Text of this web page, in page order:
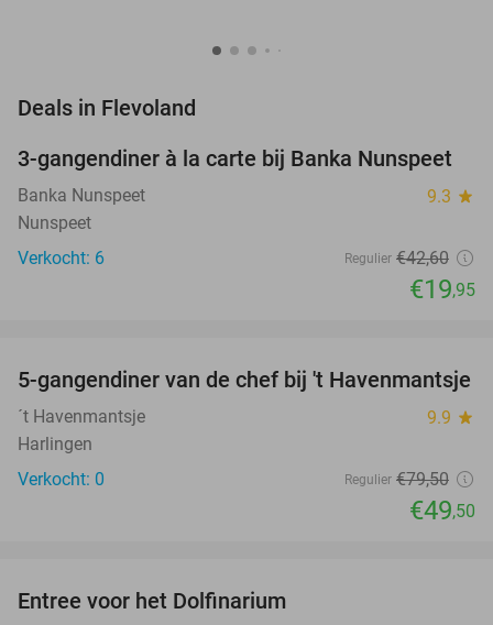
Deals in Flevoland
53%
NEW
TODAY
3-gangendiner à la carte bij Banka Nunspeet
Banka Nunspeet 9.3 star
Nunspeet
Verkocht: 6
Regulier €42,60
€19,95
38%
NEW
TODAY
5-gangendiner van de chef bij 't Havenmantsje
´t Havenmantsje 9.9 star
Harlingen
Verkocht: 0
Regulier €79,50
€49,50
Entree voor het Dolfinarium